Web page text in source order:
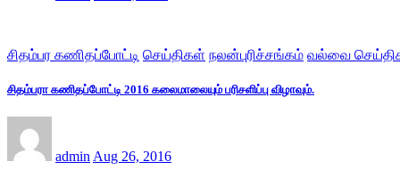
சிதம்பர கணிதப்போட்டி செய்திகள் நலன்புரிச்சங்கம் வல்வை
சிதம்பரா கணிதப்போட்டி 2016 கலைமாலையும் பரிசளிப்பு விழாவும்.
admin Aug 26, 2016